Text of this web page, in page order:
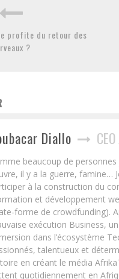
profite du retour des
?
Diallo
beaucoup de personnes
il y a la guerre, famine…
à la construction du
et développement
forme de crowdfunding).
exécution Business,
dans l’écosystème
talentueux et
en créant le média
quotidiennement en